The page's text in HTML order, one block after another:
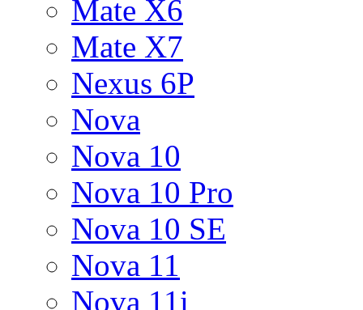
Mate X6
Mate X7
Nexus 6P
Nova
Nova 10
Nova 10 Pro
Nova 10 SE
Nova 11
Nova 11i